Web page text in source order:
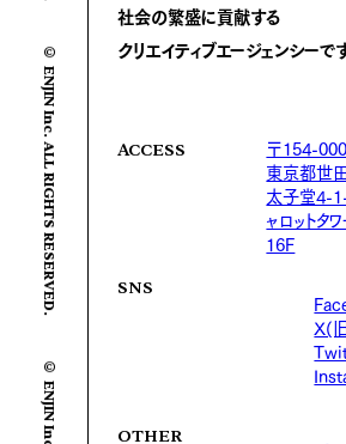
© ENJIN Inc. ALL RIGHTS RESERVED.
社会の繁盛に貢献する
クリエイティブエージェンシーです
ACCESS
〒154-
東京都世
太子堂4-
ャロットタ
16F
SNS
X(
OTHER